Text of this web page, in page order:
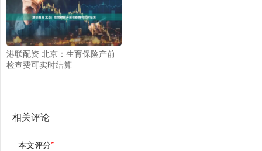
港联配资 北京：生育保险产前
检查费可实时结算
相关评论
本文评分*